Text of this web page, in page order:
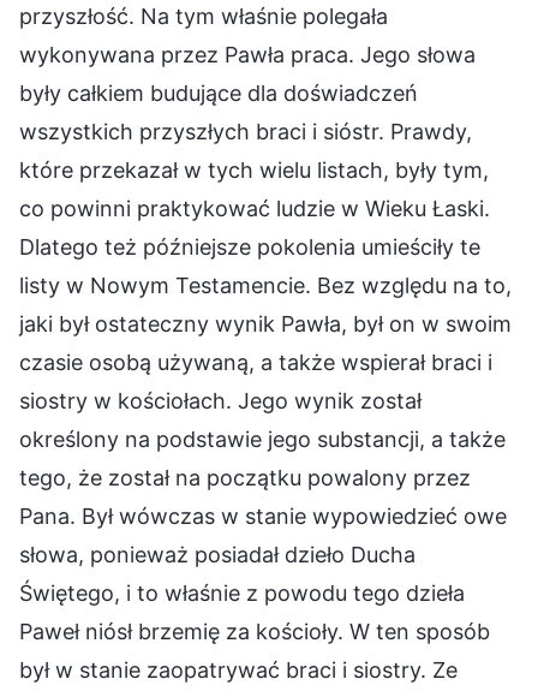
przyszłość. Na tym właśnie polegała
wykonywana przez Pawła praca. Jego słowa
były całkiem budujące dla doświadczeń
wszystkich przyszłych braci i sióstr. Prawdy,
które przekazał w tych wielu listach, były tym,
co powinni praktykować ludzie w Wieku Łaski.
Dlatego też późniejsze pokolenia umieściły te
listy w Nowym Testamencie. Bez względu na to,
jaki był ostateczny wynik Pawła, był on w swoim
czasie osobą używaną, a także wspierał braci i
siostry w kościołach. Jego wynik został
określony na podstawie jego substancji, a także
tego, że został na początku powalony przez
Pana. Był wówczas w stanie wypowiedzieć owe
słowa, ponieważ posiadał dzieło Ducha
Świętego, i to właśnie z powodu tego dzieła
Paweł niósł brzemię za kościoły. W ten sposób
był w stanie zaopatrywać braci i siostry. Ze